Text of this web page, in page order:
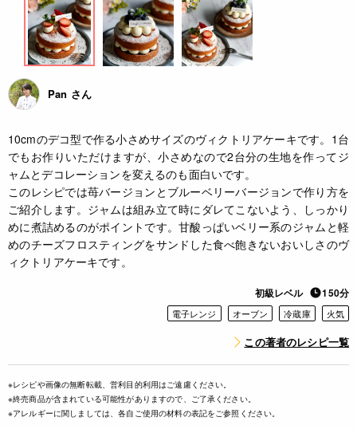
Pan さん
10cmのデコ型で作る小さめサイズのヴィクトリアケーキです。1台
でもお作りいただけますが、小さめなので2台分の生地を作ってジ
ャムとデコレーションを変えるのも面白いです。
このレシピでは苺バージョンとブルーベリーバージョンで作り方を
ご紹介します。ジャムは組み立て時にダレてこないよう、しっかり
めに煮詰めるのがポイントです。甘酸っぱいベリー系のジャムと軽
めのチーズフロスティングをサンドした食べ飽きないおいしさのヴ
ィクトリアケーキです。
初級レベル 150分
電子レンジ オーブン 冷蔵庫 火気
この著者のレシピ一覧
※レシピや画像の無断転載、営利目的利用はご遠慮ください。
※終売商品が含まれている可能性がありますので、ご了承ください。
※アレルギーに関しましては、各自ご使用の材料の表記をご参照ください。